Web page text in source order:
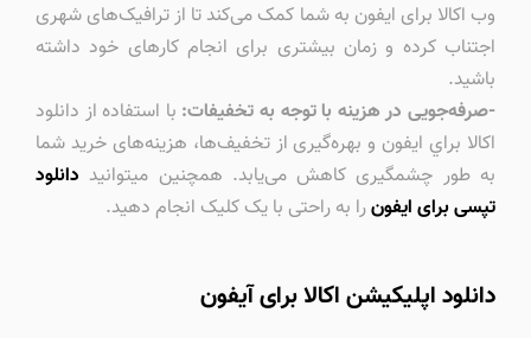
وب اکالا برای ایفون به شما کمک می‌کند تا از ترافیک‌های شهری
اجتناب کرده و زمان بیشتری برای انجام کارهای خود داشته
باشید.
-صرفه‌جویی در هزینه با توجه به تخفیفات: با استفاده از دانلود
اكالا براي ايفون و بهره‌گیری از تخفیف‌ها، هزینه‌های خرید شما
به طور چشمگیری کاهش می‌یابد. همچنین میتوانید دانلود
تپسی برای ایفونرا به راحتی با یک کلیک انجام دهید.
دانلود اپلیکیشن اکالا برای آیفون